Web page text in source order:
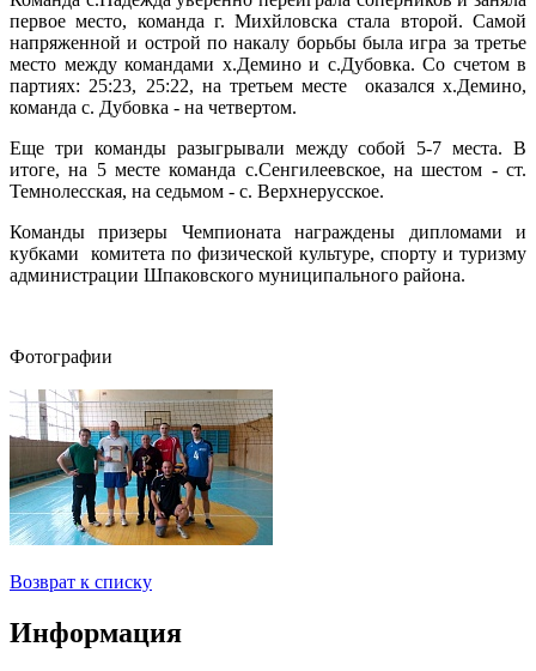
первое место, команда г. Михйловска стала второй. Самой
напряженной и острой по накалу борьбы была игра за третье
место между командами х.Демино и с.Дубовка. Со счетом в
партиях: 25:23, 25:22, на третьем месте оказался х.Демино,
команда с. Дубовка - на четвертом.
Еще три команды разыгрывали между собой 5-7 места. В
итоге, на 5 месте команда с.Сенгилеевское, на шестом - ст.
Темнолесская, на седьмом - с. Верхнерусское.
Команды призеры Чемпионата награждены дипломами и
кубками комитета по физической культуре, спорту и туризму
администрации Шпаковского муниципального района.
Фотографии
Возврат к списку
Информация